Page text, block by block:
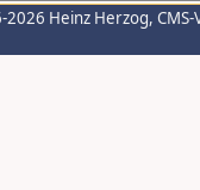
Heinz Herzog,